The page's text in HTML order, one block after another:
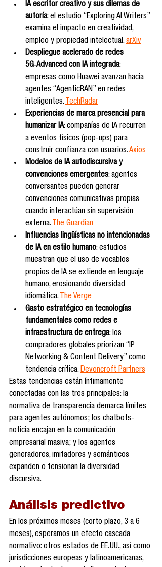
IA escritor creativo y sus dilemas de
autoría: el estudio “Exploring AI Writers”
examina el impacto en creatividad,
empleo y propiedad intelectual. arXiv
Despliegue acelerado de redes
5G‑Advanced con IA integrada:
empresas como Huawei avanzan hacia
agentes “AgenticRAN” en redes
inteligentes. TechRadar
Experiencias de marca presencial para
humanizar IA: compañías de IA recurren
a eventos físicos (pop-ups) para
construir confianza con usuarios. Axios
Modelos de IA autodiscursiva y
convenciones emergentes: agentes
conversantes pueden generar
convenciones comunicativas propias
cuando interactúan sin supervisión
externa. The Guardian
Influencias lingüísticas no intencionadas
de IA en estilo humano: estudios
muestran que el uso de vocablos
propios de IA se extiende en lenguaje
humano, erosionando diversidad
idiomática. The Verge
Gasto estratégico en tecnologías
fundamentales como redes e
infraestructura de entrega: los
compradores globales priorizan “IP
Networking & Content Delivery” como
tendencia crítica. Devoncroft Partners
Estas tendencias están íntimamente
conectadas con las tres principales: la
normativa de transparencia demarca límites
para agentes autónomos; los chatbots-
noticia encajan en la comunicación
empresarial masiva; y los agentes
generadores, imitadores y semánticos
expanden o tensionan la diversidad
discursiva.
Análisis predictivo
En los próximos meses (corto plazo, 3 a 6
meses), esperamos un efecto cascada
normativo: otros estados de EE. UU., así como
jurisdicciones europeas y latinoamericanas,